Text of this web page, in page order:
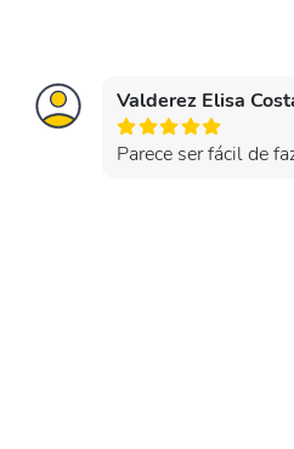
Valderez Elisa
Parece ser fácil de